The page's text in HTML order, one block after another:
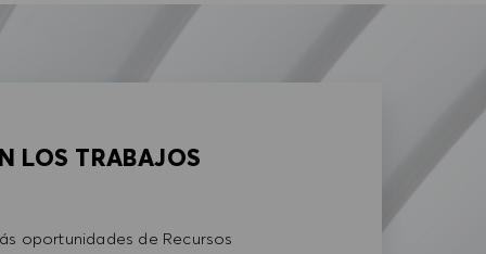
LOS TRABAJOS
oportunidades de Recursos